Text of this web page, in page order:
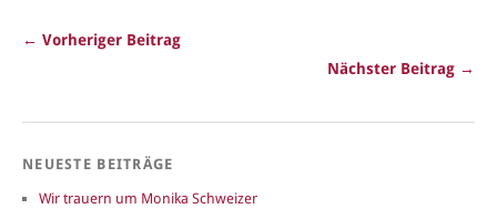
← Vorheriger Beitrag
Nächster Beitrag →
NEUESTE BEITRÄGE
Wir trauern um Monika Schweizer